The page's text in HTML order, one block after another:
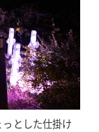
とした仕掛け